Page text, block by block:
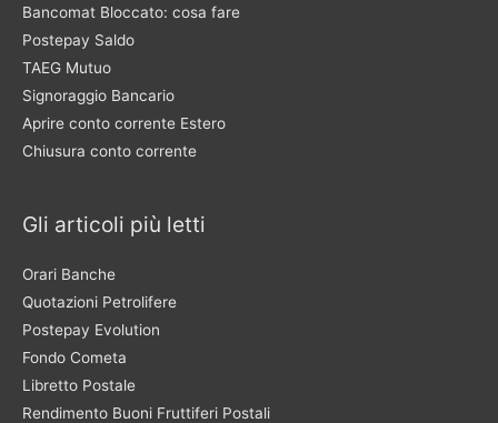
Bancomat Bloccato: cosa fare
Postepay Saldo
TAEG Mutuo
Signoraggio Bancario
Aprire conto corrente Estero
Chiusura conto corrente
Gli articoli più letti
Orari Banche
Quotazioni Petrolifere
Postepay Evolution
Fondo Cometa
Libretto Postale
Rendimento Buoni Fruttiferi Postali